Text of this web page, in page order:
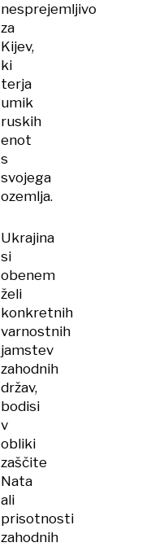
nesprejemljivo
za
Kijev,
ki
terja
umik
ruskih
enot
s
svojega
ozemlja.
Ukrajina
si
obenem
želi
konkretnih
varnostnih
jamstev
zahodnih
držav,
bodisi
v
obliki
zaščite
Nata
ali
prisotnosti
zahodnih